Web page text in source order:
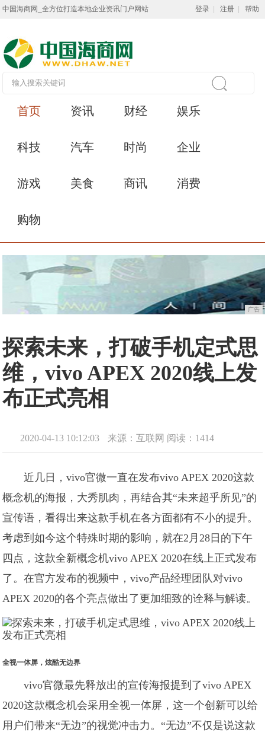
中国海商网_全方位打造本地企业资讯门户网站 登录 注册 帮助
首页 资讯 财经 娱乐
科技 汽车 时尚 企业
游戏 美食 商讯 消费
购物
广告
探索未来，打破手机定式思
维，vivo APEX 2020线上发
布正式亮相
2020-04-13 10:12:03 来源：互联网 阅读：1414
近几日，vivo官微一直在发布vivo APEX 2020这款
概念机的海报，大秀肌肉，再结合其“未来超乎所见”的
宣传语，看得出来这款手机在各方面都有不小的提升。
考虑到如今这个特殊时期的影响，就在2月28日的下午
四点，这款全新概念机vivo APEX 2020在线上正式发布
了。在官方发布的视频中，vivo产品经理团队对vivo
APEX 2020的各个亮点做出了更加细致的诠释与解读。
全视一体屏，炫酷无边界
vivo官微最先释放出的宣传海报提到了vivo APEX
2020这款概念机会采用全视一体屏，这一个创新可以给
用户们带来“无边”的视觉冲击力。“无边”不仅是说这款